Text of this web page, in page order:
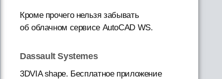
Кроме прочего нельзя забывать
об облачном сервисе AutoCAD WS.
Dassault Systemes
3DVIA shape. Бесплатное приложение